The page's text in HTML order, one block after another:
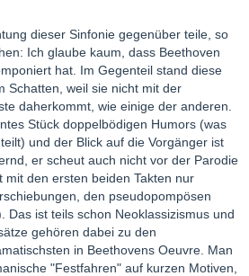
dieser Sinfonie gegenüber teile, so
Ich glaube kaum, dass Beethoven
hat. Im Gegenteil stand diese
Schatten, weil sie nicht mit der
daherkommt, wie einige der anderen.
Stück doppelbödigen Humors (was
und der Blick auf die Vorgänger ist
er scheut auch nicht vor der Parodie
mit den ersten beiden Takten nur
den pseudopompösen
Das ist teils schon Neoklassizismus und
gehören dabei zu den
in Beethovens Oeuvre. Man
"Festfahren" auf kurzen Motiven,